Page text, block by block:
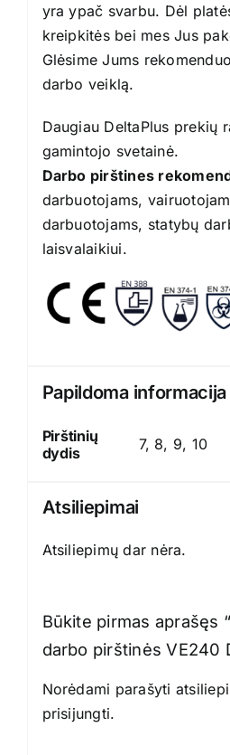
yra ypač svarbu. Dėl
kreipkitės bei mes Jus
Glėsime Jums
darbo veiklą.
Daugiau DeltaPlus prekių
gamintojo svetainė.
Darbo pirštines
darbuotojams,
darbuotojams, statybų
laisvalaikiui.
Papildoma informacija
Pirštinių
dydis
7, 8, 9, 10
Atsiliepimai
Atsiliepimų dar nėra.
Būkite pirmas aprašęs
darbo pirštinės VE240
Norėdami parašyti
prisijungti.